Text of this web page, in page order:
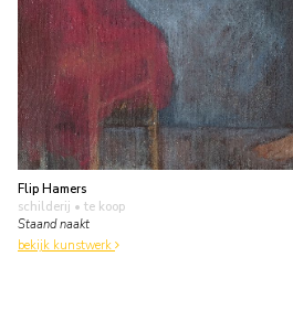
Flip Hamers
schilderij • te koop
Staand naakt
bekijk kunstwerk